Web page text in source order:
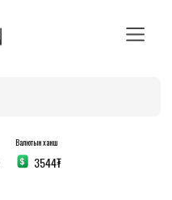
Валютын ханш
3544₮